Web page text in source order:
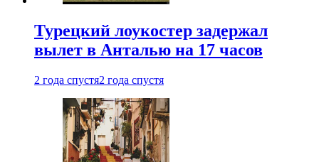
Турецкий лоукостер задержал
вылет в Анталью на 17 часов
2 года спустя2 года спустя